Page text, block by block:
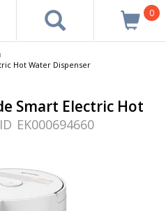
0
Hot Water Dispenser
Smart Electric Hot
ID EK000694660